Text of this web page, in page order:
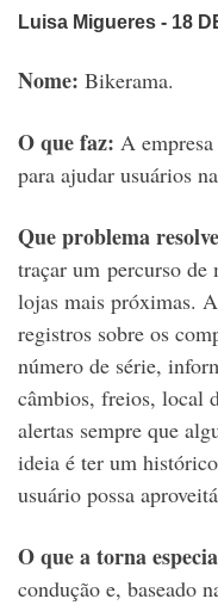
Luisa Migueres - 18
Nome: Bikerama.
O que faz: A
para ajudar usuários
Que problema
traçar um percurso de
lojas mais próximas.
registros sobre os
número de série,
câmbios, freios, local
alertas sempre que
ideia é ter um
usuário possa
O que a torna
condução e, baseado